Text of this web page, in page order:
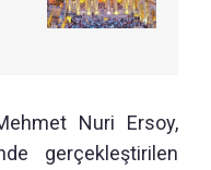
Nuri Ersoy,
gerçekleştirilen